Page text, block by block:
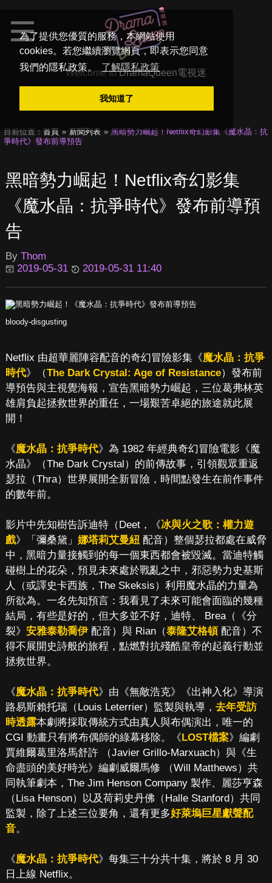
為了提供您優質的服務，本網站使用
cookies。若您繼續瀏覽網頁，即表示您同意
我們的隱私政策。
了解隱私政策
我知道了
Welcome toDramaQueen電視迷
目前位置： 首頁 新聞列表
黑暗勢力崛起！Netflix奇幻影集《魔水晶：抗
爭時代》發布前導預告
黑暗勢力崛起！Netflix奇幻影集
《魔水晶：抗爭時代》發布前導預
告
By Thom
2019-05-31
2019-05-31 11:40
bloody-disgusting
Netflix 由超華麗陣容配音的奇幻冒險影集《魔水晶：抗爭
時代》（The Dark Crystal: Age of Resistance）發布前
導預告與主視覺海報，宣告黑暗勢力崛起，三位葛弗林英
雄肩負起拯救世界的重任，一場艱苦卓絕的旅途就此展
開！
《魔水晶：抗爭時代》為 1982 年經典奇幻冒險電影《魔
水晶》（The Dark Crystal）的前傳故事，引領觀眾重返
瑟拉（Thra）世界展開全新冒險，時間點發生在前作事件
的數年前。
影片中先知樹告訴迪特（Deet，《冰與火之歌：權力遊
戲》「彌桑黛」 娜塔莉艾曼紐配音）整個瑟拉都處在威脅
中，黑暗力量接觸到的每一個東西都會被毀滅。當迪特觸
碰樹上的花朵，預見未來處於戰亂之中，邪惡勢力史基斯
人（或譯史卡西族，The Skeksis）利用魔水晶的力量為
所欲為。一名先知預言：我看見了未來可能會面臨的幾種
結局，有些是好的，但大多並不好，迪特、 Brea（《分
裂》 安雅泰勒喬伊配音）與 Rian（泰隆艾格頓配音）不
得不展開史詩般的旅程，點燃對抗殘酷皇帝的起義行動並
拯救世界。
《魔水晶：抗爭時代》由《無敵浩克》《出神入化》導演
路易斯賴托瑞（Louis Leterrier）監製與執導， 去年受訪
時透露本劇將採取傳統方式由真人與布偶演出，唯一的
CGI 動畫只有將布偶師的綠幕移除。《LOST檔案》編劇
賈維爾葛里洛馬舒許 （Javier Grillo-Marxuach）與《生
命盡頭的美好時光》編劇威爾馬修 （Will Matthews）共
同執筆劇本，The Jim Henson Company 製作、麗莎亨森
（Lisa Henson）以及荷莉史丹佛（Halle Stanford）共同
監製，除了上述三位要角，還有更多好萊塢巨星獻聲配
音。
《魔水晶：抗爭時代》每集三十分共十集，將於 8 月 30
日上線 Netflix。